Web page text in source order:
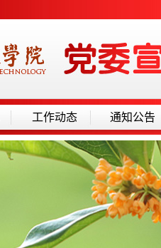
工作动态 通知公告